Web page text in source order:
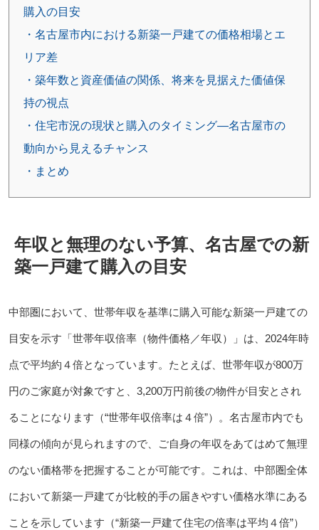
購入の目安
・名古屋市内における新築一戸建ての価格相場とエ
リア差
・築年数と資産価値の関係、将来を見据えた価値保
持の視点
・住宅市況の現状と購入のタイミング―名古屋市の
動向から見えるチャンス
・まとめ
年収と無理のない予算、名古屋での新
築一戸建て購入の目安
中部圏において、世帯年収を基準に購入可能な新築一戸建ての
目安を示す「世帯年収倍率（物件価格／年収）」は、2024年時
点で平均約４倍となっています。たとえば、世帯年収が800万
円のご家庭が対象ですと、3,200万円前後の物件が目安とされ
ることになります（“世帯年収倍率は４倍”）。名古屋市内でも
同様の傾向が見られますので、ご自身の年収をあてはめて無理
のない価格帯を把握することが可能です。これは、中部圏全体
において新築一戸建てが比較的手の届きやすい価格水準にある
ことを示しています（“新築一戸建て住宅の倍率は平均４倍”）